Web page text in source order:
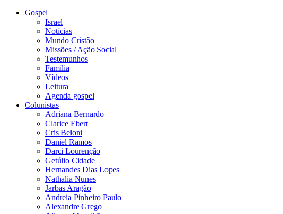
Gospel
Israel
Notícias
Mundo Cristão
Missões / Ação Social
Testemunhos
Família
Vídeos
Leitura
Agenda gospel
Colunistas
Adriana Bernardo
Clarice Ebert
Cris Beloni
Daniel Ramos
Darci Lourenção
Getúlio Cidade
Hernandes Dias Lopes
Nathalia Nunes
Jarbas Aragão
Andreia Pinheiro Paulo
Alexandre Grego